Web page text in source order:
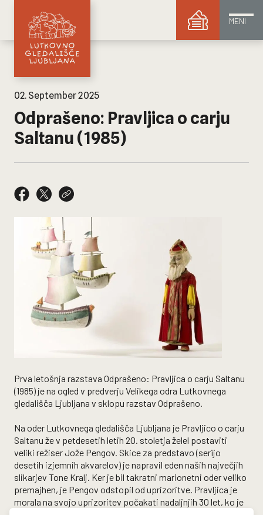
MENI
02. September 2025
Odprašeno: Pravljica o carju
Saltanu (1985)
Prva letošnja razstava Odprašeno: Pravljica o carju Saltanu
(1985) je na ogled v predverju Velikega odra Lutkovnega
gledališča Ljubljana v sklopu razstav Odprašeno.
Na oder Lutkovnega gledališča Ljubljana je Pravljico o carju
Saltanu že v petdesetih letih 20. stoletja želel postaviti
veliki režiser Jože Pengov. Skice za predstavo (serijo
desetih izjemnih akvarelov) je napravil eden naših največjih
slikarjev Tone Kralj. Ker je bil takratni marionetni oder veliko
premajhen, je Pengov odstopil od uprizoritve. Pravljica je
morala na svojo uprizoritev počakati nadaljnjih 30 let, ko je